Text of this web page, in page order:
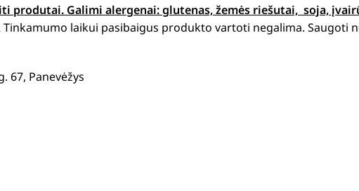
produtai. Galimi alergenai: glutenas, žemės riešutai, soja,
laikui pasibaigus produkto vartoti negalima. Saugoti
67, Panevėžys